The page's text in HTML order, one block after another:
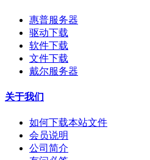
惠普服务器
驱动下载
软件下载
文件下载
戴尔服务器
关于我们
如何下载本站文件
会员说明
公司简介